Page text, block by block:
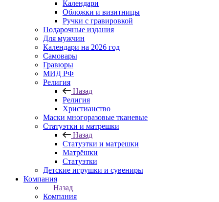
Календари
Обложки и визитницы
Ручки с гравировкой
Подарочные издания
Для мужчин
Календари на 2026 год
Самовары
Гравюры
МИД РФ
Религия
Назад
Религия
Христианство
Маски многоразовые тканевые
Статуэтки и матрешки
Назад
Статуэтки и матрешки
Матрёшки
Статуэтки
Детские игрушки и сувениры
Компания
Назад
Компания